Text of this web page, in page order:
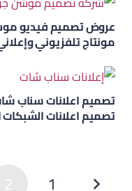
مونتاج تلفزيوني
تصميم اعلانات سناب
تصميم اعلانات
1